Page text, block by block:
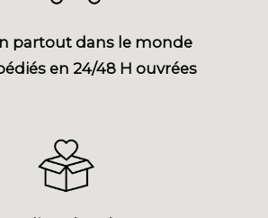
partout dans le monde
en 24/48 H ouvrées